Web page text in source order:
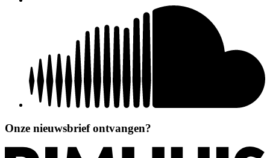
Onze nieuwsbrief ontvangen?